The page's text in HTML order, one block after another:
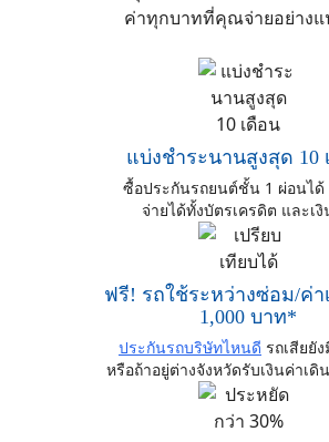
ค่าทุกบาทที่คุณจ่ายอย่าง
แบ่งชำระนานสูงสุด 10
ซื้อประกันรถยนต์ชั้น 1 ผ่อนได้
จ่ายได้ทั้งบัตรเครดิต และเ
ฟรี! รถใช้ระหว่างซ่อม/ค่า
1,000 บาท*
ประกันรถบริษัทไหนดี รถเสียยั
หรือถ้าอยู่ต่างจังหวัดรับเงินค่าเดิ